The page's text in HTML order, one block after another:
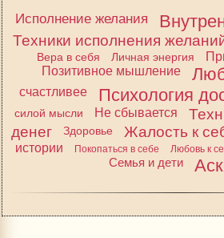
Исполнение желания
Техники исполнения
Вера в себя Личная энергия
Позитивное мышление
счастливее
Психология
силой мысли
Не сбывается
денег
Здоровье Жалость к
истории
Покопаться в себе Любовь к
Семья и дети